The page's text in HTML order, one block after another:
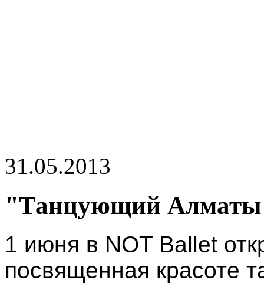
31.05.2013
"Танцующий
1 июня в NOT Ballet
посвященная красоте